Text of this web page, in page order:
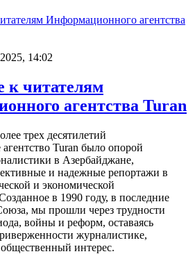
14:02
к читателям
агентства Turan
трех десятилетий
Turan было опорой
в Азербайджане,
и надежные репортажи в
и экономической
в 1990 году, в последние
мы прошли через трудности
войны и реформ, оставаясь
журналистике,
интерес.